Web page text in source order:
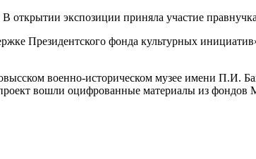
В открытии экспозиции приняла участие
Президентского фонда культурных
военно-историческом музее имени П.И.
вошли оцифрованные материалы из фондов